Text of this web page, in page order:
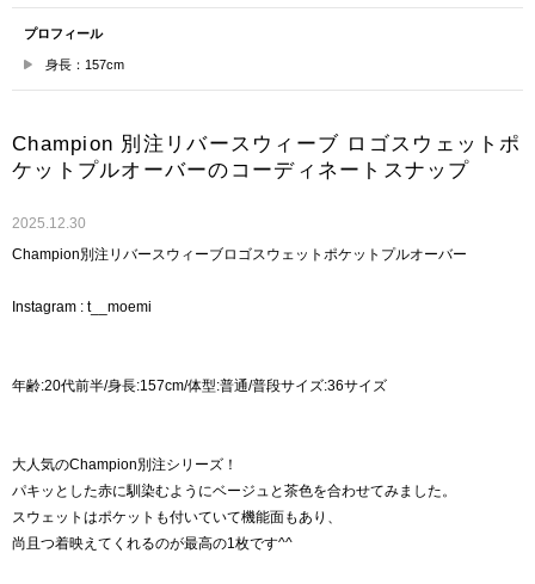
プロフィール
身長：157cm
Champion 別注リバースウィーブ ロゴスウェットポ
ケットプルオーバーのコーディネートスナップ
2025.12.30
Champion別注リバースウィーブロゴスウェットポケットプルオーバー
Instagram : t__moemi
年齢:20代前半/身長:157cm/体型:普通/普段サイズ:36サイズ
大人気のChampion別注シリーズ！
パキッとした赤に馴染むようにベージュと茶色を合わせてみました。
スウェットはポケットも付いていて機能面もあり、
尚且つ着映えてくれるのが最高の1枚です^^